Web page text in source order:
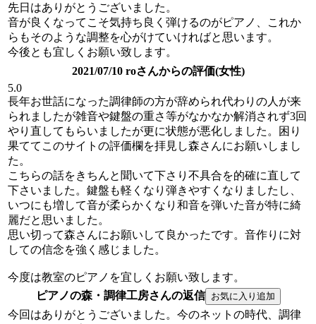
先日はありがとうございました。
音が良くなってこそ気持ち良く弾けるのがピアノ、これか
らもそのような調整を心がけていければと思います。
今後とも宜しくお願い致します。
2021/07/10 roさんからの評価(女性)
5.0
長年お世話になった調律師の方が辞められ代わりの人が来
られましたが雑音や鍵盤の重さ等がなかなか解消されず3回
やり直してもらいましたが更に状態が悪化しました。困り
果ててこのサイトの評価欄を拝見し森さんにお願いしまし
た。
こちらの話をきちんと聞いて下さり不具合を的確に直して
下さいました。鍵盤も軽くなり弾きやすくなりましたし、
いつにも増して音が柔らかくなり和音を弾いた音が特に綺
麗だと思いました。
思い切って森さんにお願いして良かったです。音作りに対
しての信念を強く感じました。
今度は教室のピアノを宜しくお願い致します。
ピアノの森・調律工房さんの返信
今回はありがとうございました。今のネットの時代、調律